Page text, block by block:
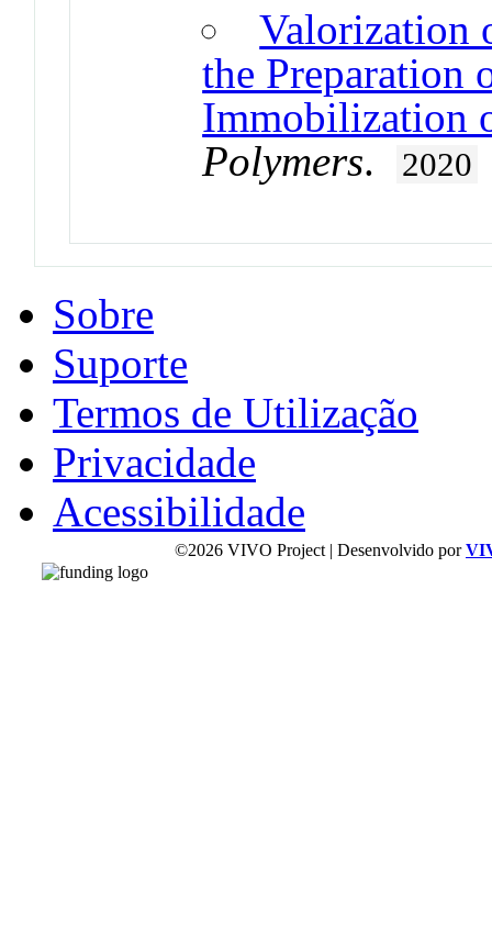
Valorization
the Preparation
Immobilization
Polymers. 2020
Sobre
Suporte
Termos de Utilização
Privacidade
Acessibilidade
©2026 VIVO Project | Desenvolvido por